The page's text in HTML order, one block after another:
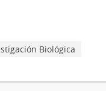
Biológica